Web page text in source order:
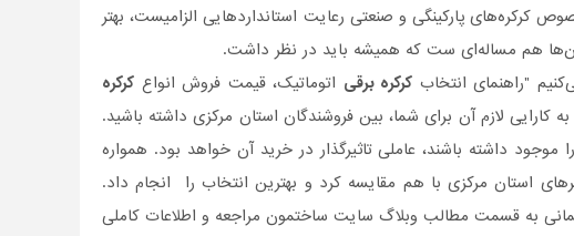
پارکینگی و صنعتی رعایت استانداردهایی الزامیست، بهتر
هم مساله‌ای ست که همیشه باید در نظر داشت.
"راهنمای انتخاب کرکره برقی اتوماتیک، قیمت فروش انواع کرکره
کارایی لازم آن برای شما، بین فروشندگان استان مرکزی داشته باشید.
موجود داشته باشند، عاملی تاثیر‌گذار در خرید آن خواهد بود. همواره
استان مرکزی با هم مقایسه کرد و بهترین انتخاب را انجام داد.
به قسمت مطالب وبلاگ سایت ساختمون مراجعه و اطلاعات کاملی